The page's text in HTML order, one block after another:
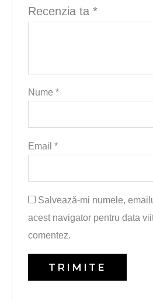
Recenzia ta*
Nume*
Email*
Salvează-mi numele,
acest navigator pentru data
comentez.